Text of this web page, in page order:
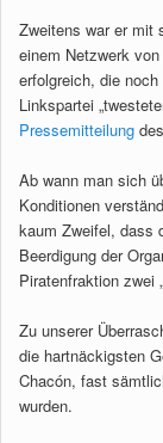
Zweitens war er mit
einem Netzwerk
erfolgreich, die
Linkspartei
Pressemitteilung
Ab wann man sich
Konditionen
kaum Zweifel, dass
Beerdigung der
Piratenfraktion zwei
Zu unserer
die hartnäckigsten
Chacón, fast
wurden.